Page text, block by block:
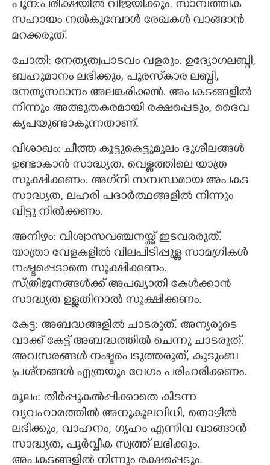
പുന:പരീക്ഷയില്‍ വിജയിക്കും. സാമ്പത്തിക
സഹായം നല്‍കുമ്പോള്‍ രേഖകള്‍ വാങ്ങാന്‍
മറക്കരുത്.
ചോതി: നേതൃത്വപാടവം വളരും. ഉദ്യോഗലബ്ദി,
ബഹുമാനം ലഭിക്കും, പുരസ്‌കാര ലബ്ധി,
നേതൃസ്ഥാനം അലങ്കരിക്കല്‍.‍ അപകടങ്ങളിൽ
നിന്നും അത്ഭുതകരമായി രക്ഷപ്പെടും, ദൈവ
കൃപയുണ്ടാകുന്നതാണ്.
വിശാഖം: ചീത്ത കൂട്ടുകെട്ടുമൂലം ദുശീലങ്ങള്‍
ഉണ്ടാകാന്‍ സാദ്ധ്യത. വെള്ളത്തിലെ യാത്ര
സൂക്ഷിക്കണം. അഗ്‌നി സമ്പന്ധമായ അപകട
സാദ്ധ്യത, ലഹരി പദാര്‍ത്ഥങ്ങളില്‍ നിന്നും
വിട്ടു നില്‍ക്കണം.
അനിഴം: വിശ്വാസവഞ്ചനയ്ക്ക് ഇടവരരുത്.
യാത്രാ വേളകളില്‍ വിലപിടിപ്പുള്ള സാമഗ്രികള്‍
നഷ്ടപ്പെടാതെ സൂക്ഷിക്കണം.
സ്ത്രീജനങ്ങള്‍ക്ക് അപഖ്യാതി കേള്‍ക്കാന്‍
സാദ്ധ്യത ഉള്ളതിനാല്‍ സൂക്ഷിക്കണം.
കേട്ട: അബദ്ധങ്ങളില്‍ ചാടരുത്. അന്യരുടെ
വാക്ക് കേട്ട് അബദ്ധത്തില്‍ ചെന്നു ചാടരുത്.
അവസരങ്ങള്‍ നഷ്ടപെടുത്തരുത്, കുടുംബ
പ്രശ്‌നങ്ങൾ എത്രയും വേഗം പരിഹരിക്കണം.
മൂലം: തീര്‍പ്പുകല്‍പ്പിക്കാതെ കിടന്ന
വ്യവഹാരത്തില്‍ അനുകൂലവിധി, തൊഴില്‍
ലഭിക്കും, വാഹനം, ഗൃഹം എന്നിവ വാങ്ങാന്‍
സാദ്ധ്യത, പൂര്‍വ്വീക സ്വത്ത് ലഭിക്കും.
അപകടങ്ങളില്‍ നിന്നും രക്ഷപ്പെടും.